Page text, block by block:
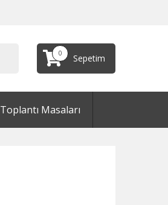
0 Sepetim
Toplantı Masaları